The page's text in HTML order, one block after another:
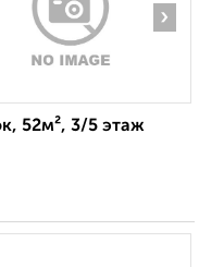
›
52м², 3/5 этаж